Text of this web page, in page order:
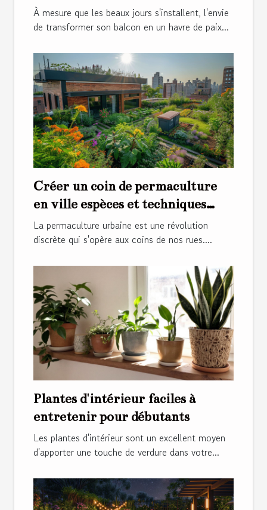
cosy et tendance
À mesure que les beaux jours s'installent, l'envie
de transformer son balcon en un havre de paix...
Créer un coin de permaculture
en ville espèces et techniques
pour débutants
La permaculture urbaine est une révolution
discrète qui s'opère aux coins de nos rues....
Plantes d'intérieur faciles à
entretenir pour débutants
Les plantes d'intérieur sont un excellent moyen
d'apporter une touche de verdure dans votre...